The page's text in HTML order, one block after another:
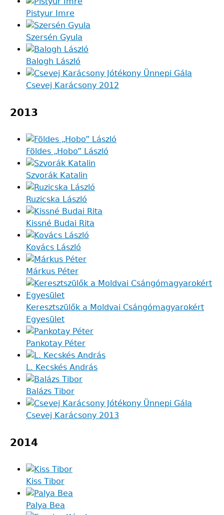
Pistyur Imre
Szersén Gyula
Balogh László
Csevej Karácsony 2012
2013
Földes „Hobo” László
Szvorák Katalin
Ruzicska László
Kissné Budai Rita
Kovács László
Márkus Péter
Keresztszülők a Moldvai Csángómagyarokért
Egyesület
Pankotay Péter
L. Kecskés András
Balázs Tibor
Csevej Karácsony 2013
2014
Kiss Tibor
Palya Bea